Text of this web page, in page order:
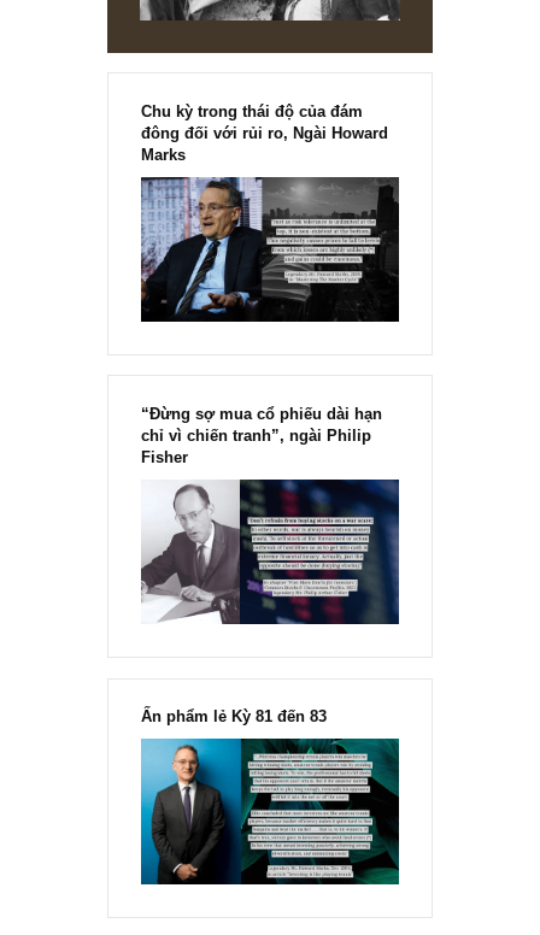
Chu kỳ trong thái độ của đám
đông đối với rủi ro, Ngài Howard
Marks
“Đừng sợ mua cổ phiếu dài hạn
chỉ vì chiến tranh”, ngài Philip
Fisher
Ấn phẩm lẻ Kỳ 81 đến 83